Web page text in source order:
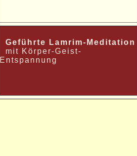
Geführte Lamrim-Meditation
mit Körper-Geist-
Entspannung